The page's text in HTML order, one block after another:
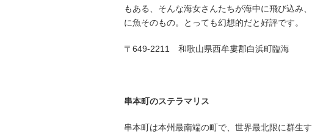
もある、そんな海女さんたちが海中に飛び込み
に魚そのもの。とっても幻想的だと好評です。
〒649-2211 和歌山県西牟婁郡白浜町臨海
串本町のステラマリス
串本町は本州最南端の町で、世界最北限に群生